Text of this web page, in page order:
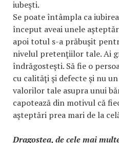
iubeşti.
Se poate întâmpla ca
început aveai unele
apoi totul s-a prăbuşit
nivelul pretenţiilor tale. Ai
îndrăgosteşti. Să fie o
cu calităţi şi defecte şi nu
valorilor tale asupra unui
capotează din motivul că
aşteptări prea mari de la
Dragostea, de cele mai